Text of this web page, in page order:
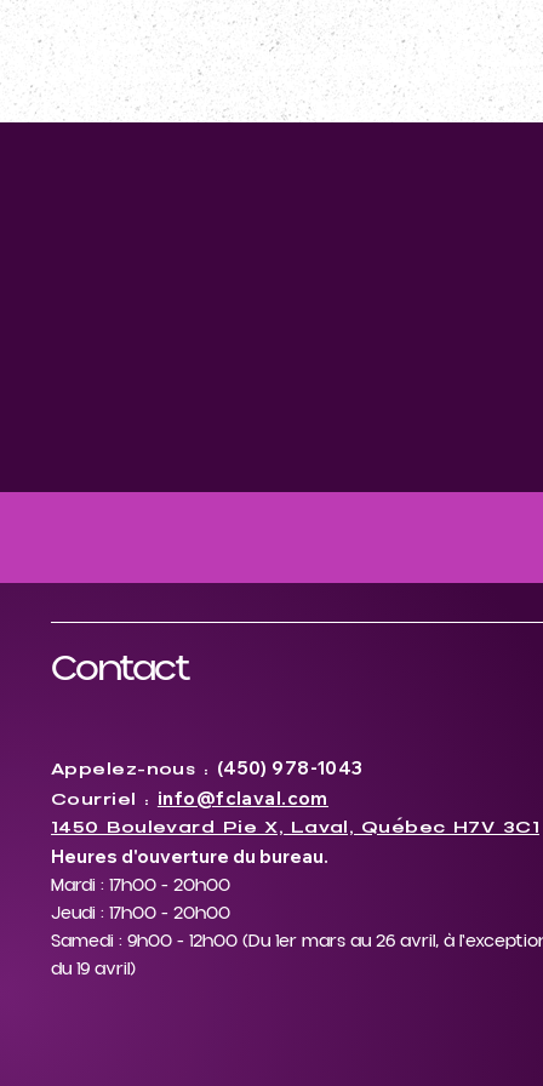
NOTRE CLUB
Contact
Appelez-nous : (450) 978-1043
Courriel : info@fclaval.com
1450 Boulevard Pie X, Laval, Québec H7V 3C1
Heures d'ouverture du bureau.
Mardi : 17h00 - 20h00
Jeudi : 17h00 - 20h00
Samedi : 9h00 - 12h00 (Du 1er mars au 26 avril, à
du 19 avril)